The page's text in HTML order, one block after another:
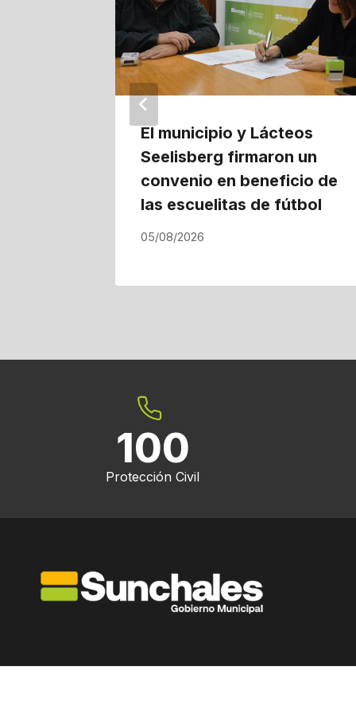
El municipio y Lácteos
Seelisberg firmaron un
convenio en beneficio de
las escuelitas de fútbol
05/08/2026
100
Protección Civil